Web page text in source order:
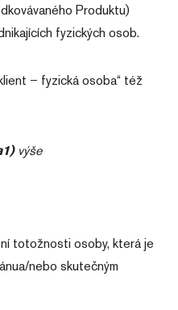
Produktu)
fyzických osob.
– fyzická osoba“ též
výše
totožnosti osoby, která je
nebo skutečným